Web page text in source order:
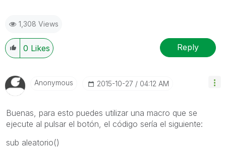
1,308 Views
0 Likes Reply
Anonymous ‎2015-10-27 04:12 AM
Buenas, para esto puedes utilizar una macro que se
ejecute al pulsar el botón, el código sería el siguiente:
sub aleatorio()